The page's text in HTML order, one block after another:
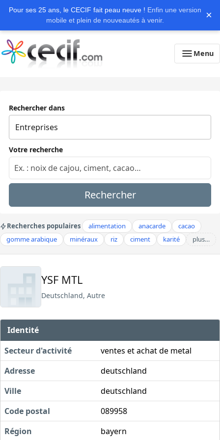
Pour ses 25 ans, le CECIF fait peau neuve ! Enfin une version
mobile et plein de nouveautés à venir.
×
Menu
Rechercher dans
Votre recherche
Rechercher
Recherches populaires alimentation anacarde
cacao
gomme arabique
minéraux riz ciment karité plus…
YSF MTL
Deutschland, Autre
Identité
Secteur d'activité
ventes et achat de metal
Adresse
deutschland
Ville
deutschland
Code postal
089958
Région
bayern